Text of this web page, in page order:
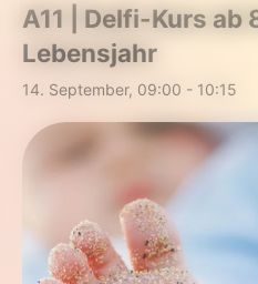
A11 | Delfi-Kurs ab
Lebensjahr
14. September, 09:00 - 10:15